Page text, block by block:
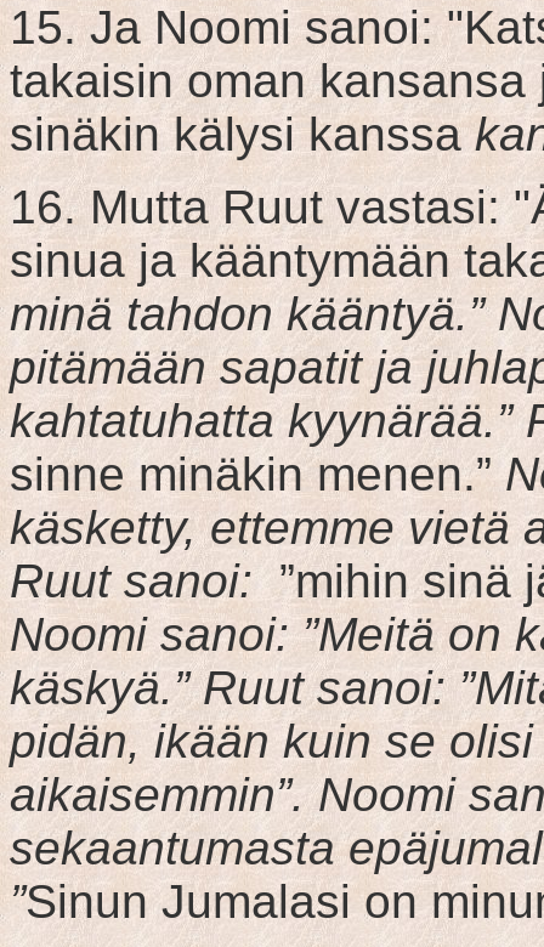
15. Ja Noomi sanoi:
takaisin oman
sinäkin kälysi kanssa
16. Mutta Ruut vastasi:
sinua ja kääntymään
minä tahdon kääntyä.”
pitämään sapatit ja
kahtatuhatta kyynärää.”
sinne minäkin menen.”
käsketty, ettemme vietä
Ruut sanoi: ”mihin sinä
Noomi sanoi: ”Meitä on
käskyä.” Ruut sanoi:
pidän, ikään kuin se
aikaisemmin”. Noomi
sekaantumasta
”Sinun Jumalasi on